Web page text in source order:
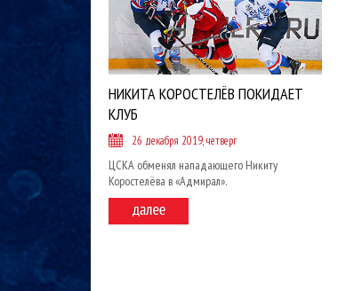
НИКИТА КОРОСТЕЛЁВ ПОКИДАЕТ
КЛУБ
26 декабря 2019, четверг
ЦСКА обменял нападающего Никиту
Коростелёва в «Адмирал».